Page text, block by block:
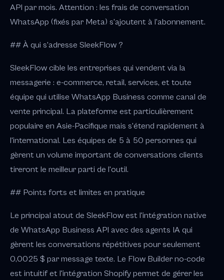
API par mois. Attention : les frais de conversation
WhatsApp (fixés par Meta) s'ajoutent à l'abonnement.
## À qui s'adresse SleekFlow ?
SleekFlow cible les entreprises qui vendent via la
messagerie : e-commerce, retail, services, et toute
équipe qui utilise WhatsApp Business comme canal de
vente principal. La plateforme est particulièrement
populaire en Asie-Pacifique mais s'étend rapidement à
l'international. Les équipes de 5 à 50 personnes qui
gèrent un volume important de conversations clients
tireront le meilleur parti de l'outil.
## Points forts et limites en pratique
Le principal atout de SleekFlow est l'intégration native
de WhatsApp Business API avec des agents IA qui
gèrent les conversations répétitives pour seulement
0,0025 $ par message texte. Le Flow Builder no-code
est intuitif et l'intégration Shopify permet de gérer les